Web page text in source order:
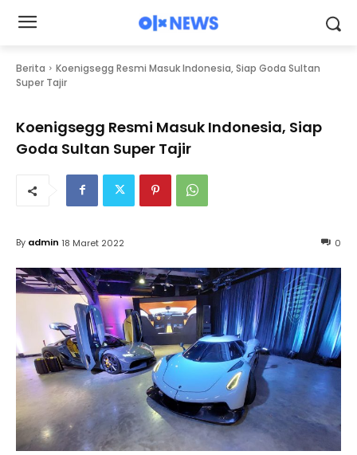
Berita
Koenigsegg Resmi Masuk Indonesia, Siap Goda Sultan
Super Tajir
Koenigsegg Resmi Masuk Indonesia, Siap
Goda Sultan Super Tajir
0
By admin 18 Maret 2022